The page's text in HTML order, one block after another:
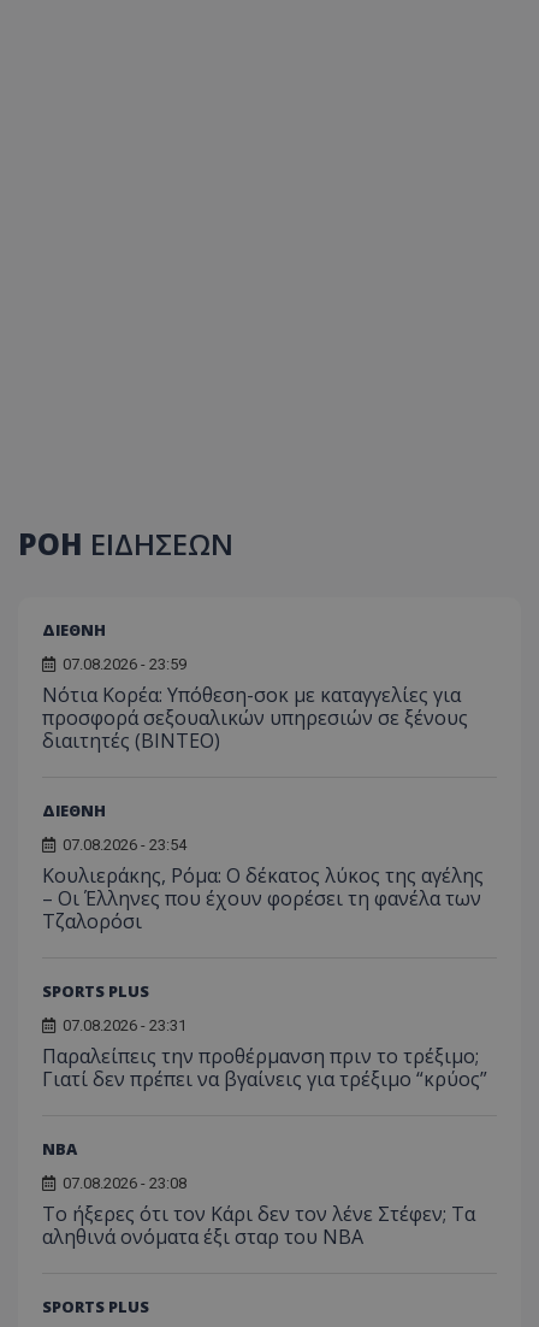
ΡΟΗ ΕΙΔΗΣΕΩΝ
ΔΙΕΘΝΗ
07.08.2026 - 23:59
Νότια Κορέα: Υπόθεση-σοκ με καταγγελίες για
προσφορά σεξουαλικών υπηρεσιών σε ξένους
διαιτητές (BINTEO)
ΔΙΕΘΝΗ
07.08.2026 - 23:54
Κουλιεράκης, Ρόμα: Ο δέκατος λύκος της αγέλης
– Οι Έλληνες που έχουν φορέσει τη φανέλα των
Τζαλορόσι
SPORTS PLUS
07.08.2026 - 23:31
Παραλείπεις την προθέρμανση πριν το τρέξιμο;
Γιατί δεν πρέπει να βγαίνεις για τρέξιμο “κρύος”
NBA
07.08.2026 - 23:08
Το ήξερες ότι τον Κάρι δεν τον λένε Στέφεν; Τα
αληθινά ονόματα έξι σταρ του NBA
SPORTS PLUS